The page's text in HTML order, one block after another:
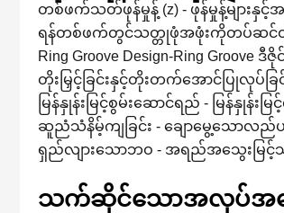
တစ်ဖက်သတ်ဖုန်မှုန့် (z) - ဖုန်မှုန့်များနှ
ရန်တစ်ဖက်တွင်သတ္တုဖုံအဖုံးကိုတပ်ဆင်
Ring Groove Design-Ring
တိုးမြှင့်ခြင်းနှင့်တိုးတက်အောင်ပြုလု
မြန်နှုန်းမြင့်စွမ်းဆောင်ရည် - မြန်
ဆူညံသံနိမ့်ကျခြင်း - ချောမွေ့သောလ
ရှည်လျားသောဘဝ - အရည်အသွေးမြ
သက်ဆိုင်သောအလုပ်အခြ